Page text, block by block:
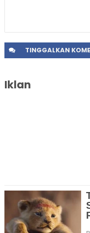
TINGGALKAN
Iklan